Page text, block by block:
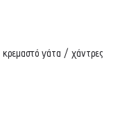
κρεμαστό γάτα / χάντρες